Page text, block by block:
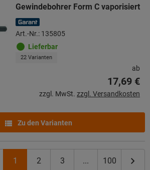
Gewindebohrer Form C vaporisiert
Art.-Nr.: 135805
Lieferbar
22 Varianten
ab
17,69 €
zzgl. MwSt. zzgl. Versandkosten
Zu den Varianten
1 2 3 ... 100